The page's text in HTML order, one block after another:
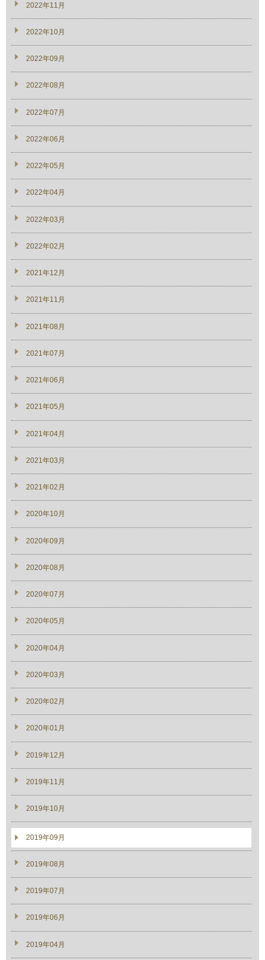
2022年11月
2022年10月
2022年09月
2022年08月
2022年07月
2022年06月
2022年05月
2022年04月
2022年03月
2022年02月
2021年12月
2021年11月
2021年08月
2021年07月
2021年06月
2021年05月
2021年04月
2021年03月
2021年02月
2020年10月
2020年09月
2020年08月
2020年07月
2020年05月
2020年04月
2020年03月
2020年02月
2020年01月
2019年12月
2019年11月
2019年10月
2019年09月
2019年08月
2019年07月
2019年06月
2019年04月